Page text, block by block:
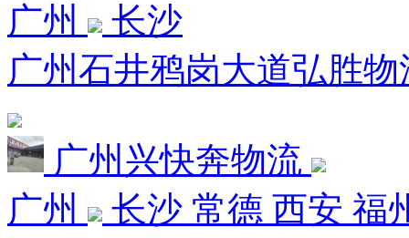
广州
长沙
广州石井鸦岗大道弘胜物
广州兴快奔物流
广州
长沙 常德 西安 福